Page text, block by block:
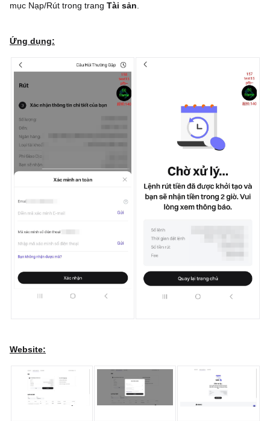
mục Nạp/Rút trong trang Tài sản
Ứng dụng:
Website: